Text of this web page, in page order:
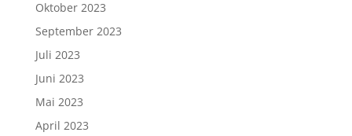
Oktober 2023
September 2023
Juli 2023
Juni 2023
Mai 2023
April 2023